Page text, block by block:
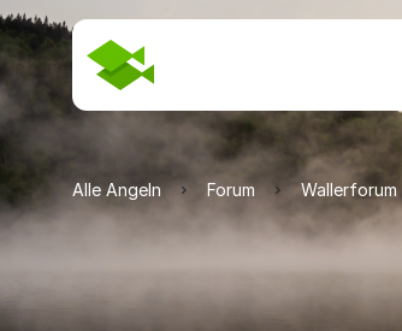
Alle Angeln Forum Wallerforum